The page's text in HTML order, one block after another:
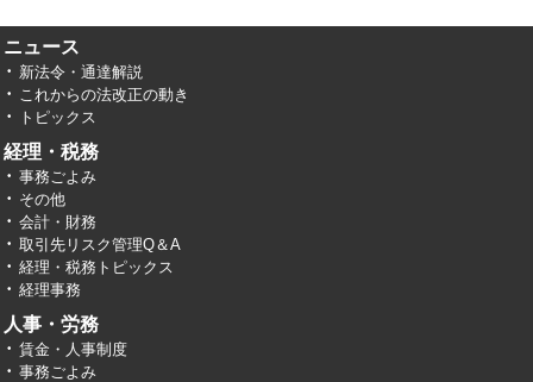
ニュース
新法令・通達解説
これからの法改正の動き
トピックス
経理・税務
事務ごよみ
その他
会計・財務
取引先リスク管理Q＆A
経理・税務トピックス
経理事務
人事・労務
賃金・人事制度
事務ごよみ